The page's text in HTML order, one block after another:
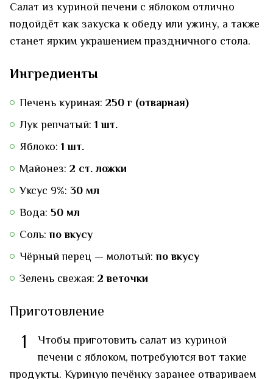
Салат из куриной печени с яблоком отлично
подойдёт как закуска к обеду или ужину, а также
станет ярким украшением праздничного стола.
Ингредиенты
Печень куриная: 250 г (отварная)
Лук репчатый: 1 шт.
Яблоко: 1 шт.
Майонез: 2 ст. ложки
Уксус 9%: 30 мл
Вода: 50 мл
Соль:по вкусу
Чёрный перец — молотый:по вкусу
Зелень свежая: 2 веточки
Приготовление
1
Чтобы приготовить салат из куриной
печени с яблоком, потребуются вот такие